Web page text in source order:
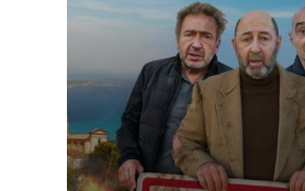
Réalisé par Cristian Mungiu